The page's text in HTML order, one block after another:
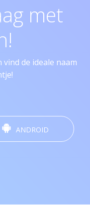
met
de ideale naam
ANDROID